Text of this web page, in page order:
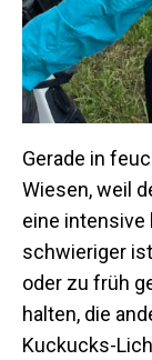
Gerade in
Wiesen, weil
eine
schwieriger
oder zu früh
halten, die
Kuckucks-